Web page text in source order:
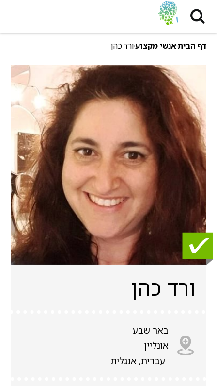
דף הביתאנשי מקצועורד כהן
ורד כהן
באר שבע
אונליין
עברית, אנגלית